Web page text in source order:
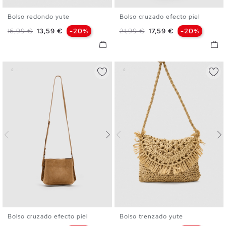
U
Bolso redondo yute
Precio base
16,99 € Precio
13,59 € -20%
Bolso cruzado efecto piel
Precio base
21,99 € Precio
17,59 € -20%
Bolso cruzado efecto piel
U
Bolso trenzado yute